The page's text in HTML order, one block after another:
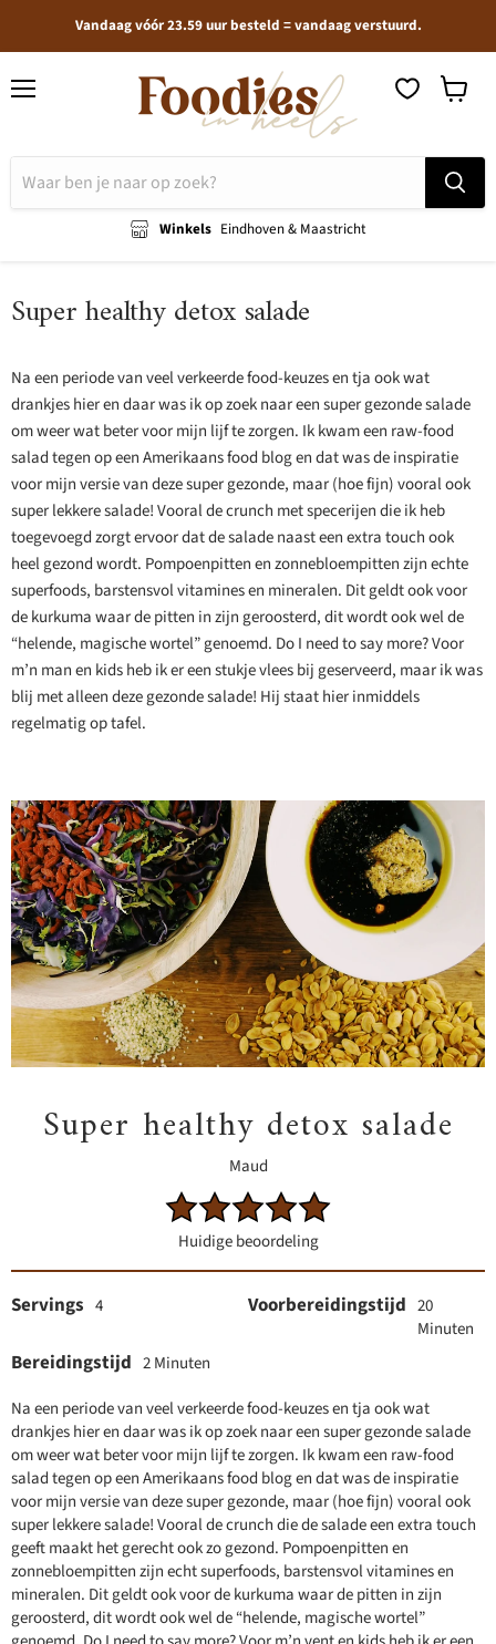
Vandaag vóór 23.59 uur besteld = vandaag verstuurd.
Winkels Eindhoven & Maastricht
Super healthy detox salade
Na een periode van veel verkeerde food-keuzes en tja ook wat
drankjes hier en daar was ik op zoek naar een super gezonde salade
om weer wat beter voor mijn lijf te zorgen. Ik kwam een raw-food
salad tegen op een Amerikaans food blog en dat was de inspiratie
voor mijn versie van deze super gezonde, maar (hoe fijn) vooral ook
super lekkere salade! Vooral de crunch met specerijen die ik heb
toegevoegd zorgt ervoor dat de salade naast een extra touch ook
heel gezond wordt. Pompoenpitten en zonnebloempitten zijn echte
superfoods, barstensvol vitamines en mineralen. Dit geldt ook voor
de kurkuma waar de pitten in zijn geroosterd, dit wordt ook wel de
“helende, magische wortel” genoemd. Do I need to say more? Voor
m’n man en kids heb ik er een stukje vlees bij geserveerd, maar ik was
blij met alleen deze gezonde salade! Hij staat hier inmiddels
regelmatig op tafel.
Super healthy detox salade
Maud
Huidige beoordeling
Servings 4 Voorbereidingstijd 20
Minuten
Bereidingstijd 2 Minuten
Na een periode van veel verkeerde food-keuzes en tja ook wat
drankjes hier en daar was ik op zoek naar een super gezonde salade
om weer wat beter voor mijn lijf te zorgen. Ik kwam een raw-food
salad tegen op een Amerikaans food blog en dat was de inspiratie
voor mijn versie van deze super gezonde, maar (hoe fijn) vooral ook
super lekkere salade! Vooral de crunch die de salade een extra touch
geeft maakt het gerecht ook zo gezond. Pompoenpitten en
zonnebloempitten zijn echt superfoods, barstensvol vitamines en
mineralen. Dit geldt ook voor de kurkuma waar de pitten in zijn
geroosterd, dit wordt ook wel de “helende, magische wortel”